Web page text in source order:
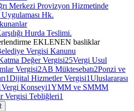
Merkezi Provizyon Hizmetinde
Hk.
Hurda Teslimi.
EKLENEN basliklar
Vergisi Kanunu
Değer Vergisi25Vergi Usul
Vergisi2AB Müktesebatı2Ponzi ve
1Dijital Hizmetler Vergisi1Uluslararası
Vergi Konseyi1YMM ve SMMM
Vergisi Tebliğleri1